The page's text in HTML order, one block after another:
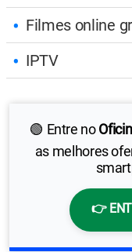
Filmes online
IPTV
🟢 Entre no
as melhores
👉